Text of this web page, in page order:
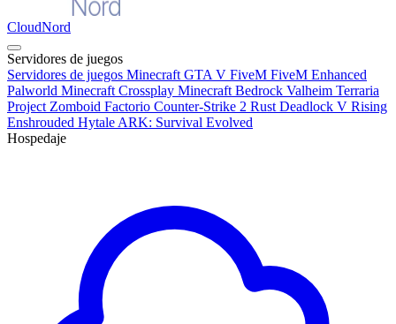
CloudNord
Servidores de juegos
Servidores de juegos Minecraft GTA V FiveM FiveM Enhanced
Palworld Minecraft Crossplay Minecraft Bedrock Valheim Terraria
Project Zomboid Factorio Counter-Strike 2 Rust Deadlock V Rising
Enshrouded Hytale ARK: Survival Evolved
Hospedaje